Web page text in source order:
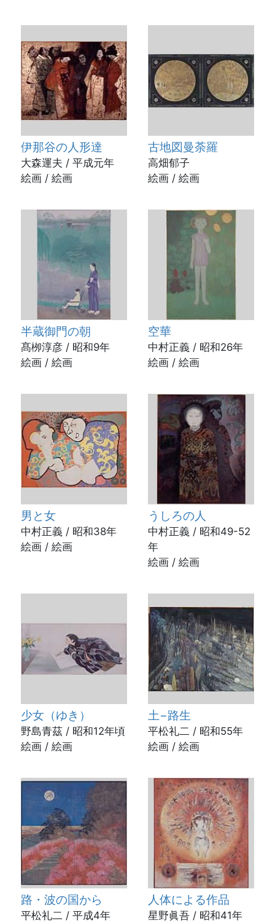
伊那谷の人形達
大森運夫 / 平成元年
絵画 / 絵画
古地図曼荼羅
高畑郁子
絵画 / 絵画
半蔵御門の朝
髙栁淳彦 / 昭和9年
絵画 / 絵画
空華
中村正義 / 昭和26年
絵画 / 絵画
男と女
中村正義 / 昭和38年
絵画 / 絵画
うしろの人
中村正義 / 昭和49-52
年
絵画 / 絵画
少女（ゆき）
野島青茲 / 昭和12年頃
絵画 / 絵画
土−路生
平松礼二 / 昭和55年
絵画 / 絵画
路・波の国から
平松礼二 / 平成4年
人体による作品
星野眞吾 / 昭和41年